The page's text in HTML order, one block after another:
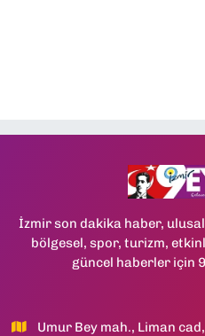
İzmir son dakika haber,
bölgesel, spor, turizm,
güncel haberler için
Umur Bey mah., Liman